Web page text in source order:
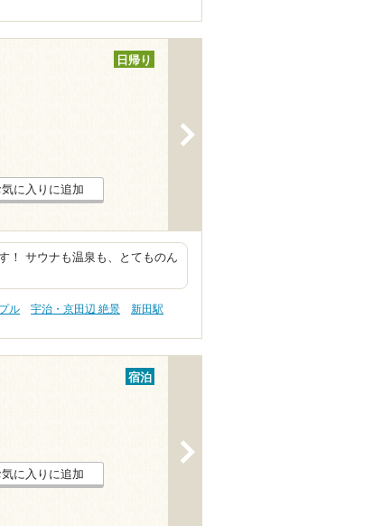
日帰り
気に入りに追加
！ サウナも温泉も、とてものん
ル 宇治・京田辺 絶景
新田駅
宿泊
気に入りに追加